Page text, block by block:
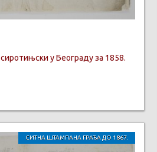
у Београду за 1858.
СИТНА ШТАМПАНА ГРАЂА ДО 1867.